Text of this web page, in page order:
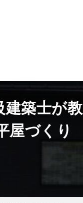
建築士が教
屋づくり